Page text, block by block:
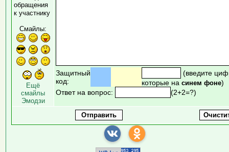
обращения
к участнику
Смайлы:
Ещё
смайлы
Эмодзи
Защитный
код:
(введите
которые на синем фоне)
Ответ на вопрос:
(2+2=?)